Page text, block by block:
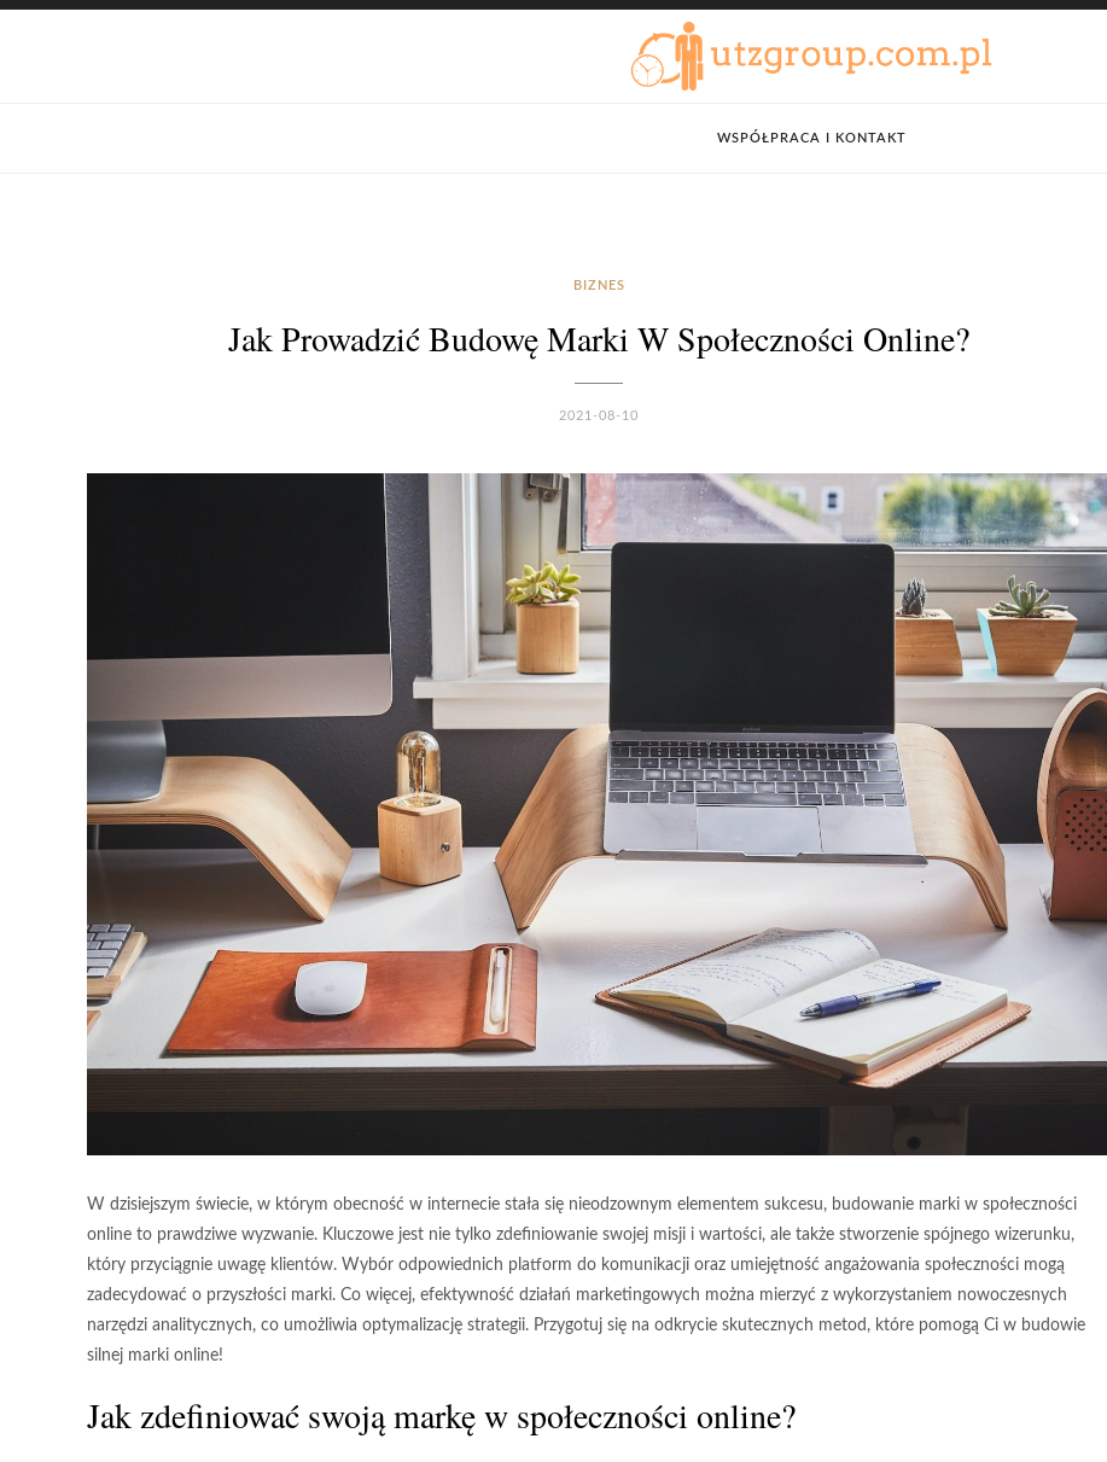
WSPÓŁPRACA I KONTAKT
BIZNES
Jak Prowadzić Budowę Marki W Społeczności Online?
2021-08-10
W dzisiejszym świecie, w którym obecność w internecie stała się nieodzownym elementem sukcesu, budowanie marki w społeczności
online to prawdziwe wyzwanie. Kluczowe jest nie tylko zdefiniowanie swojej misji i wartości, ale także stworzenie spójnego wizerunku,
który przyciągnie uwagę klientów. Wybór odpowiednich platform do komunikacji oraz umiejętność angażowania społeczności mogą
zadecydować o przyszłości marki. Co więcej, efektywność działań marketingowych można mierzyć z wykorzystaniem nowoczesnych
narzędzi analitycznych, co umożliwia optymalizację strategii. Przygotuj się na odkrycie skutecznych metod, które pomogą Ci w budowie
silnej marki online!
Jak zdefiniować swoją markę w społeczności online?